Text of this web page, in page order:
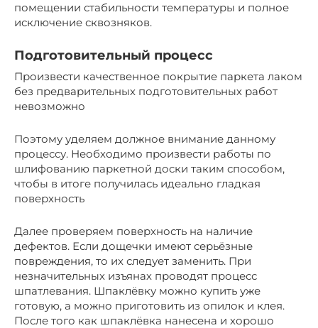
помещении стабильности температуры и полное
исключение сквозняков.
Подготовительный процесс
Произвести качественное покрытие паркета лаком
без предварительных подготовительных работ
невозможно
Поэтому уделяем должное внимание данному
процессу. Необходимо произвести работы по
шлифованию паркетной доски таким способом,
чтобы в итоге получилась идеально гладкая
поверхность
Далее проверяем поверхность на наличие
дефектов. Если дощечки имеют серьёзные
повреждения, то их следует заменить. При
незначительных изъянах проводят процесс
шпатлевания. Шпаклёвку можно купить уже
готовую, а можно приготовить из опилок и клея.
После того как шпаклёвка нанесена и хорошо